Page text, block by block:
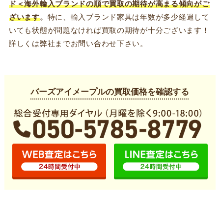
ド＜海外輸入ブランドの順で買取の期待が高まる傾向がご
ざいます。 特に、輸入ブランド家具は年数が多少経過して
いても状態が問題なければ買取の期待が十分ございます！
詳しくは弊社までお問い合わせ下さい。
バーズアイメープルの買取価格を確認する